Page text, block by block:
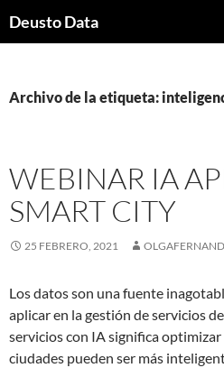
Deusto Data
Archivo de la etiqueta:
WEBINAR IA
SMART CITY
25 FEBRERO, 2021
Los datos son una fuente
aplicar en la gestión de servicios
servicios con IA significa
ciudades pueden ser más